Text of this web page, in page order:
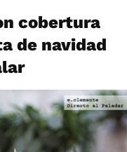
cobertura
de navidad